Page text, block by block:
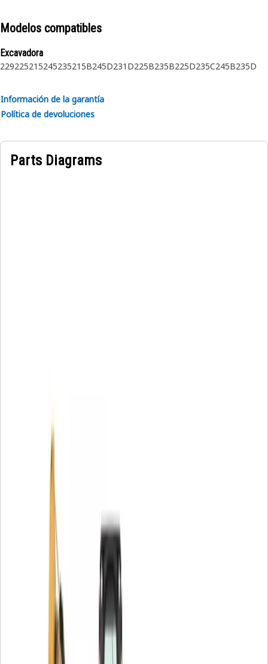
Modelos compatibles
Excavadora
229225215245235215B245D231D225B235B225D235C245B235D
Información de la garantía
Política de devoluciones
Parts Diagrams